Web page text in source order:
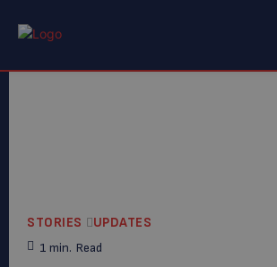
STORIES UPDATES
1 min. Read